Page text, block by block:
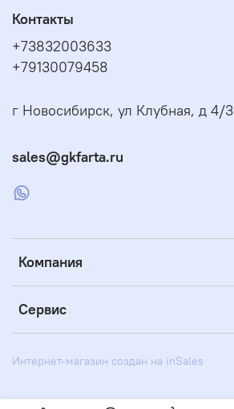
Компания
Сервис
Контакты
+73832003633
+79130079458
г Новосибирск, ул Клубная, д 4/3
sales@gkfarta.ru
Интернет-магазин создан на inSales